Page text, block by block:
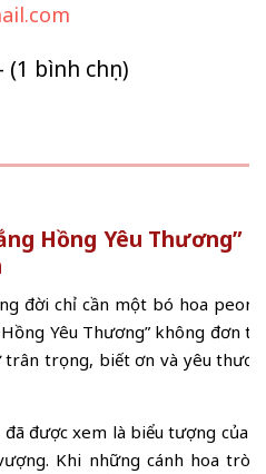
(1 bình chọn)
Hồng Yêu Thương”
đời chỉ cần một bó hoa
Yêu Thương” không đơn
trọng, biết ơn và yêu
được xem là biểu tượng của
Khi những cánh hoa